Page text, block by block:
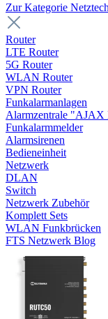
Zur Kategorie
Router
LTE Router
5G Router
WLAN Router
VPN Router
Funkalarmanlagen
Alarmzentrale "AJAX
Funkalarmmelder
Alarmsirenen
Bedieneinheit
Netzwerk
DLAN
Switch
Netzwerk Zubehör
Komplett Sets
WLAN Funkbrücken
FTS Netzwerk Blog